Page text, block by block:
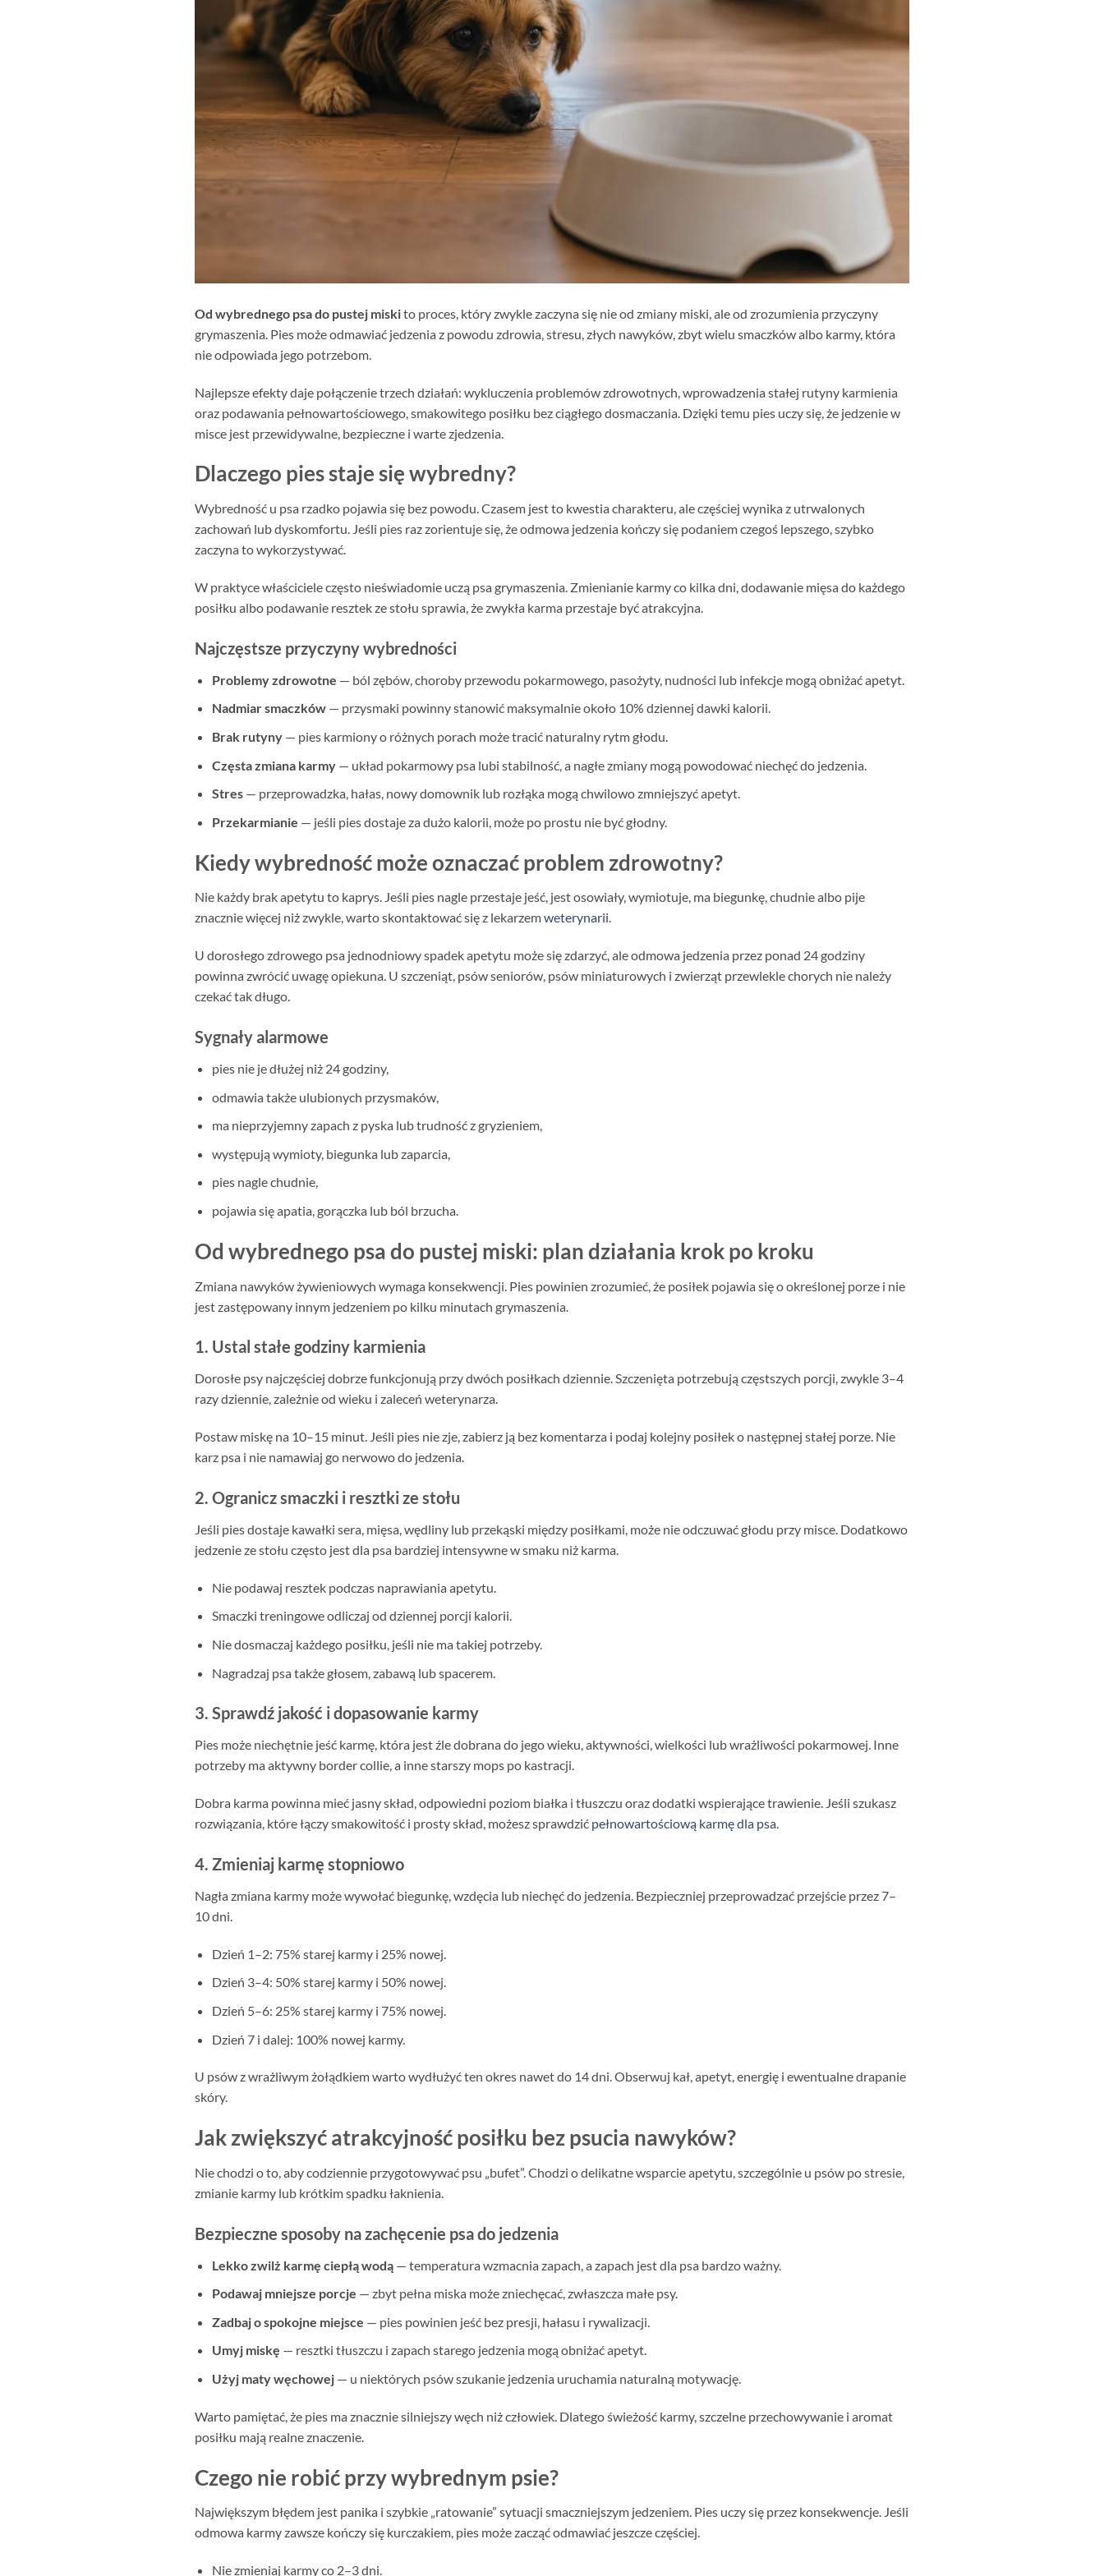
Od wybrednego psa do pustej miskito proces, który zwykle zaczyna się nie od zmiany miski, ale od zrozumienia przyczyny
grymaszenia. Pies może odmawiać jedzenia z powodu zdrowia, stresu, złych nawyków, zbyt wielu smaczków albo karmy, która
nie odpowiada jego potrzebom.
Najlepsze efekty daje połączenie trzech działań: wykluczenia problemów zdrowotnych, wprowadzenia stałej rutyny karmienia
oraz podawania pełnowartościowego, smakowitego posiłku bez ciągłego dosmaczania. Dzięki temu pies uczy się, że jedzenie w
misce jest przewidywalne, bezpieczne i warte zjedzenia.
Dlaczego pies staje się wybredny?
Wybredność u psa rzadko pojawia się bez powodu. Czasem jest to kwestia charakteru, ale częściej wynika z utrwalonych
zachowań lub dyskomfortu. Jeśli pies raz zorientuje się, że odmowa jedzenia kończy się podaniem czegoś lepszego, szybko
zaczyna to wykorzystywać.
W praktyce właściciele często nieświadomie uczą psa grymaszenia. Zmienianie karmy co kilka dni, dodawanie mięsa do każdego
posiłku albo podawanie resztek ze stołu sprawia, że zwykła karma przestaje być atrakcyjna.
Najczęstsze przyczyny wybredności
Problemy zdrowotne — ból zębów, choroby przewodu pokarmowego, pasożyty, nudności lub infekcje mogą obniżać apetyt.
Nadmiar smaczków— przysmaki powinny stanowić maksymalnie około 10% dziennej dawki kalorii.
Brak rutyny— pies karmiony o różnych porach może tracić naturalny rytm głodu.
Częsta zmiana karmy— układ pokarmowy psa lubi stabilność, a nagłe zmiany mogą powodować niechęć do jedzenia.
Stres— przeprowadzka, hałas, nowy domownik lub rozłąka mogą chwilowo zmniejszyć apetyt.
Przekarmianie — jeśli pies dostaje za dużo kalorii, może po prostu nie być głodny.
Kiedy wybredność może oznaczać problem zdrowotny?
Nie każdy brak apetytu to kaprys. Jeśli pies nagle przestaje jeść, jest osowiały, wymiotuje, ma biegunkę, chudnie albo pije
znacznie więcej niż zwykle, warto skontaktować się z lekarzemweterynarii.
U dorosłego zdrowego psa jednodniowy spadek apetytu może się zdarzyć, ale odmowa jedzenia przez ponad 24 godziny
powinna zwrócić uwagę opiekuna. U szczeniąt, psów seniorów, psów miniaturowych i zwierząt przewlekle chorych nie należy
czekać tak długo.
Sygnały alarmowe
pies nie je dłużej niż 24 godziny,
odmawia także ulubionych przysmaków,
ma nieprzyjemny zapach z pyska lub trudność z gryzieniem,
występują wymioty, biegunka lub zaparcia,
pies nagle chudnie,
pojawia się apatia, gorączka lub ból brzucha.
Od wybrednego psa do pustej miski: plan działania krok po kroku
Zmiana nawyków żywieniowych wymaga konsekwencji. Pies powinien zrozumieć, że posiłek pojawia się o określonej porze i nie
jest zastępowany innym jedzeniem po kilku minutach grymaszenia.
1. Ustal stałe godziny karmienia
Dorosłe psy najczęściej dobrze funkcjonują przy dwóch posiłkach dziennie. Szczenięta potrzebują częstszych porcji, zwykle 3–4
razy dziennie, zależnie od wieku i zaleceń weterynarza.
Postaw miskę na 10–15 minut. Jeśli pies nie zje, zabierz ją bez komentarza i podaj kolejny posiłek o następnej stałej porze. Nie
karz psa i nie namawiaj go nerwowo do jedzenia.
2. Ogranicz smaczki i resztki ze stołu
Jeśli pies dostaje kawałki sera, mięsa, wędliny lub przekąski między posiłkami, może nie odczuwać głodu przy misce. Dodatkowo
jedzenie ze stołu często jest dla psa bardziej intensywne w smaku niż karma.
Nie podawaj resztek podczas naprawiania apetytu.
Smaczki treningowe odliczaj od dziennej porcji kalorii.
Nie dosmaczaj każdego posiłku, jeśli nie ma takiej potrzeby.
Nagradzaj psa także głosem, zabawą lub spacerem.
3. Sprawdź jakość i dopasowanie karmy
Pies może niechętnie jeść karmę, która jest źle dobrana do jego wieku, aktywności, wielkości lub wrażliwości pokarmowej. Inne
potrzeby ma aktywny border collie, a inne starszy mops po kastracji.
Dobra karma powinna mieć jasny skład, odpowiedni poziom białka i tłuszczu oraz dodatki wspierające trawienie. Jeśli szukasz
rozwiązania, które łączy smakowitość i prosty skład, możesz sprawdzić pełnowartościową karmę dla psa.
4. Zmieniaj karmę stopniowo
Nagła zmiana karmy może wywołać biegunkę, wzdęcia lub niechęć do jedzenia. Bezpieczniej przeprowadzać przejście przez 7–
10 dni.
Dzień 1–2: 75% starej karmy i 25% nowej.
Dzień 3–4: 50% starej karmy i 50% nowej.
Dzień 5–6: 25% starej karmy i 75% nowej.
Dzień 7 i dalej: 100% nowej karmy.
U psów z wrażliwym żołądkiem warto wydłużyć ten okres nawet do 14 dni. Obserwuj kał, apetyt, energię i ewentualne drapanie
skóry.
Jak zwiększyć atrakcyjność posiłku bez psucia nawyków?
Nie chodzi o to, aby codziennie przygotowywać psu „bufet”. Chodzi o delikatne wsparcie apetytu, szczególnie u psów po stresie,
zmianie karmy lub krótkim spadku łaknienia.
Bezpieczne sposoby na zachęcenie psa do jedzenia
Lekko zwilż karmę ciepłą wodą— temperatura wzmacnia zapach, a zapach jest dla psa bardzo ważny.
Podawaj mniejsze porcje — zbyt pełna miska może zniechęcać, zwłaszcza małe psy.
Zadbaj o spokojne miejsce — pies powinien jeść bez presji, hałasu i rywalizacji.
Umyj miskę — resztki tłuszczu i zapach starego jedzenia mogą obniżać apetyt.
Użyj maty węchowej— u niektórych psów szukanie jedzenia uruchamia naturalną motywację.
Warto pamiętać, że pies ma znacznie silniejszy węch niż człowiek. Dlatego świeżość karmy, szczelne przechowywanie i aromat
posiłku mają realne znaczenie.
Czego nie robić przy wybrednym psie?
Największym błędem jest panika i szybkie „ratowanie” sytuacji smaczniejszym jedzeniem. Pies uczy się przez konsekwencje. Jeśli
odmowa karmy zawsze kończy się kurczakiem, pies może zacząć odmawiać jeszcze częściej.
Nie zmieniaj karmy co 2–3 dni.